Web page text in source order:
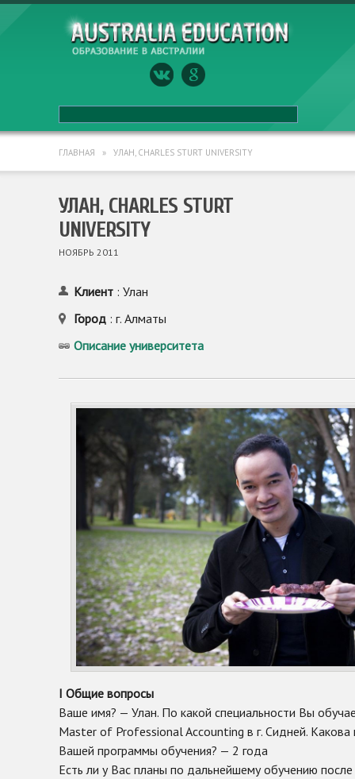
ГЛАВНАЯ » УЛАН, CHARLES STURT UNIVERSITY
УЛАН, CHARLES STURT
UNIVERSITY
НОЯБРЬ 2011
Клиент : Улан
Город : г. Алматы
Описание университета
I Общие вопросы
Ваше имя? — Улан. По какой специальности Вы
Master of Professional Accounting в г. Сидней.
Вашей программы обучения? — 2 года
Есть ли у Вас планы по дальнейшему обучению